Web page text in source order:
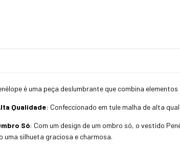
é uma peça deslumbrante que combina
Qualidade: Confeccionado em tule malha de alta
Só: Com um design de um ombro só, o vestido
uma silhueta graciosa e charmosa.